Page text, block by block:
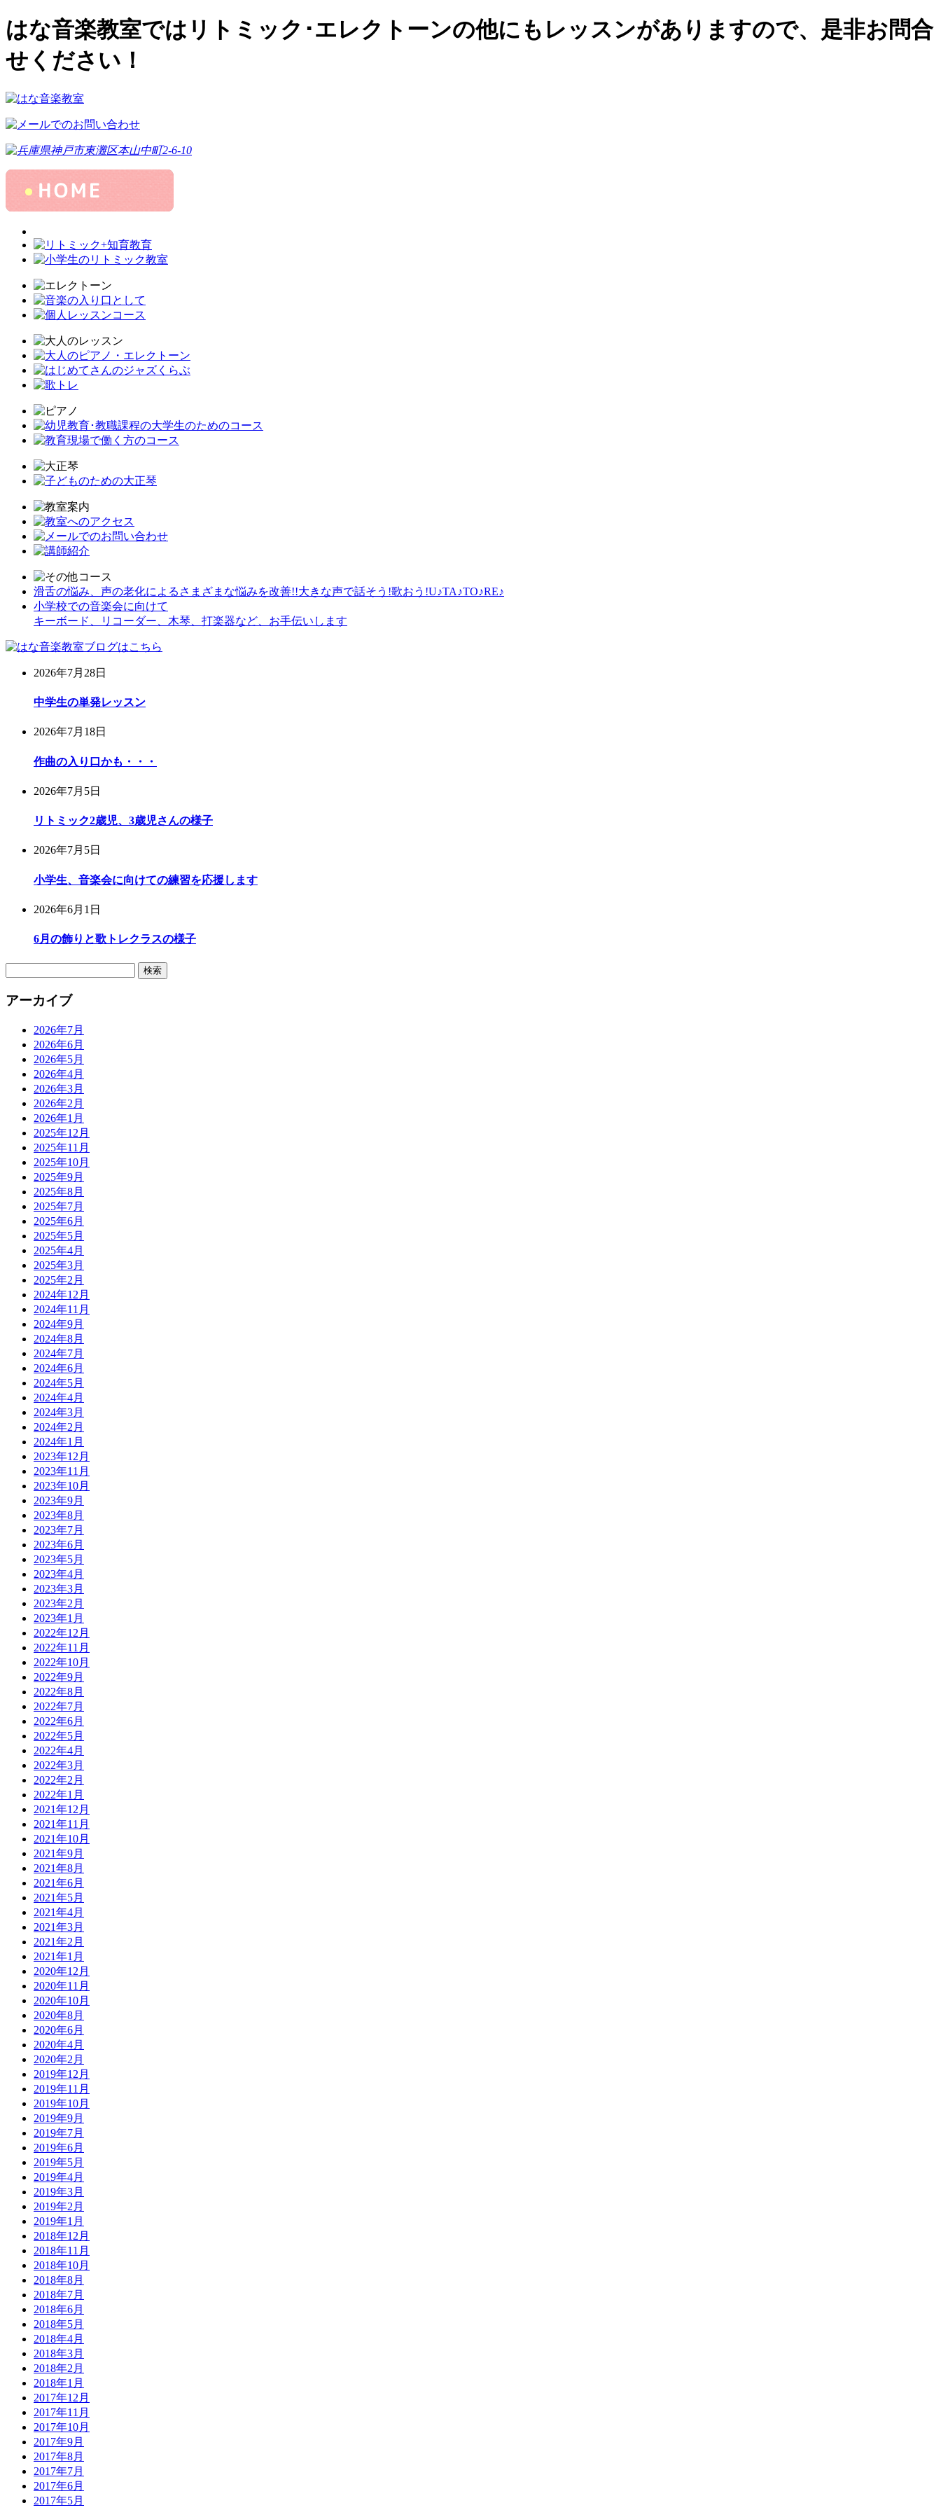
はな音楽教室ではリトミック･エレクトーンの他にもレッスンがありますので、是非お問合
せください！
滑舌の悩み、声の老化によるさまざまな悩みを改善!!大きな声で話そう!歌おう!U♪TA♪TO♪RE♪
小学校での音楽会に向けて
キーボード、リコーダー、木琴、打楽器など、お手伝いします
2026年7月28日
中学生の単発レッスン
2026年7月18日
作曲の入り口かも・・・
2026年7月5日
リトミック2歳児、3歳児さんの様子
2026年7月5日
小学生、音楽会に向けての練習を応援します
2026年6月1日
6月の飾りと歌トレクラスの様子
アーカイブ
2026年7月
2026年6月
2026年5月
2026年4月
2026年3月
2026年2月
2026年1月
2025年12月
2025年11月
2025年10月
2025年9月
2025年8月
2025年7月
2025年6月
2025年5月
2025年4月
2025年3月
2025年2月
2024年12月
2024年11月
2024年9月
2024年8月
2024年7月
2024年6月
2024年5月
2024年4月
2024年3月
2024年2月
2024年1月
2023年12月
2023年11月
2023年10月
2023年9月
2023年8月
2023年7月
2023年6月
2023年5月
2023年4月
2023年3月
2023年2月
2023年1月
2022年12月
2022年11月
2022年10月
2022年9月
2022年8月
2022年7月
2022年6月
2022年5月
2022年4月
2022年3月
2022年2月
2022年1月
2021年12月
2021年11月
2021年10月
2021年9月
2021年8月
2021年6月
2021年5月
2021年4月
2021年3月
2021年2月
2021年1月
2020年12月
2020年11月
2020年10月
2020年8月
2020年6月
2020年4月
2020年2月
2019年12月
2019年11月
2019年10月
2019年9月
2019年7月
2019年6月
2019年5月
2019年4月
2019年3月
2019年2月
2019年1月
2018年12月
2018年11月
2018年10月
2018年8月
2018年7月
2018年6月
2018年5月
2018年4月
2018年3月
2018年2月
2018年1月
2017年12月
2017年11月
2017年10月
2017年9月
2017年8月
2017年7月
2017年6月
2017年5月